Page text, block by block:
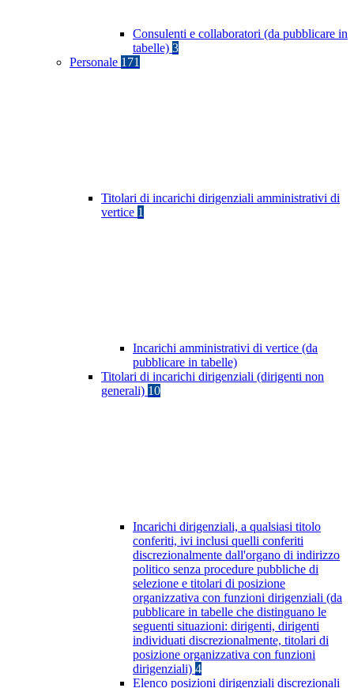
Consulenti e collaboratori (da pubblicare in
tabelle) 3
Personale 171
Titolari di incarichi dirigenziali amministrativi di
vertice 1
Incarichi amministrativi di vertice (da
pubblicare in tabelle)
Titolari di incarichi dirigenziali (dirigenti non
generali) 10
Incarichi dirigenziali, a qualsiasi titolo
conferiti, ivi inclusi quelli conferiti
discrezionalmente dall'organo di indirizzo
politico senza procedure pubbliche di
selezione e titolari di posizione
organizzativa con funzioni dirigenziali (da
pubblicare in tabelle che distinguano le
seguenti situazioni: dirigenti, dirigenti
individuati discrezionalmente, titolari di
posizione organizzativa con funzioni
dirigenziali) 4
Elenco posizioni dirigenziali discrezionali